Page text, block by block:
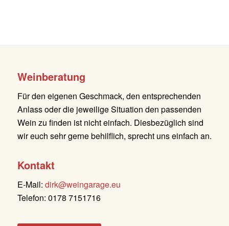
Weinberatung
Für den eigenen Geschmack, den entsprechenden
Anlass oder die jeweilige Situation den passenden
Wein zu finden ist nicht einfach. Diesbezüglich sind
wir euch sehr gerne behilflich, sprecht uns einfach an.
Kontakt
E-Mail: dirk@weingarage.eu
Telefon: 0178 7151716